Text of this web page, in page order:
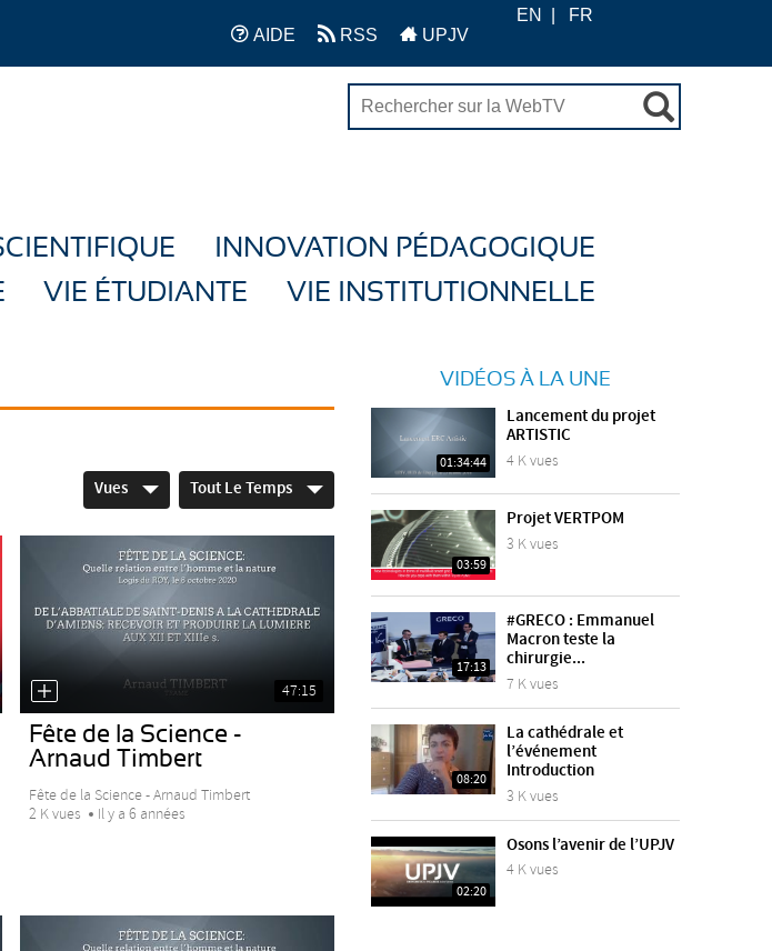
AIDE RSS UPJV
EN FR
INNOVATION PÉDAGOGIQUE
VIE ÉTUDIANTE VIE INSTITUTIONNELLE
Vues Tout Le Temps
47:15
Fête de la Science -
Arnaud Timbert
Fête de la Science - Arnaud Timbert
2 K vues
Il y a 6 années
VIDÉOS À LA UNE
01:34:44
Lancement du projet
ARTISTIC
4 K vues
03:59
Projet VERTPOM
3 K vues
17:13
#GRECO : Emmanuel
Macron teste la
chirurgie...
7 K vues
08:20
La cathédrale et
l’événement
Introduction
3 K vues
02:20
Osons l’avenir de l’UPJV
4 K vues